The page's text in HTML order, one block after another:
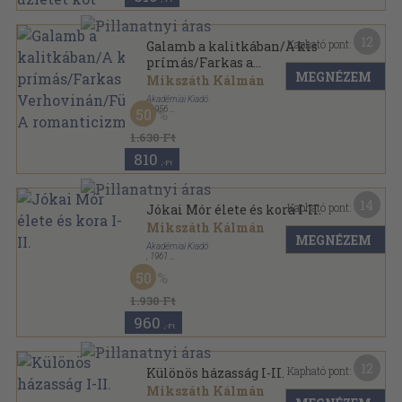
Galamb a kalitkában/A kis
prímás/Farkas a
Verhovinán/Függelék: A
romanticizmus
Mikszáth Kálmán
Akadémiai Kiadó
, 1956
Vászon
Mikszáth Kálmán összes művei - Kritikai kiadás
sorozat
1.630 Ft
50
810 ,-Ft
Kapható pont:
MEGNÉZEM
Jókai Mór élete és kora I-II.
Mikszáth Kálmán
Akadémiai Kiadó
1961
Fűzött keménykötés
Mikszáth Kálmán összes művei - Kritikai kiadás
sorozat
1.930 Ft
50
960 ,-Ft
Kapható pont:
MEGNÉZEM
Különös házasság I-II.
Mikszáth Kálmán
Kapható pont: